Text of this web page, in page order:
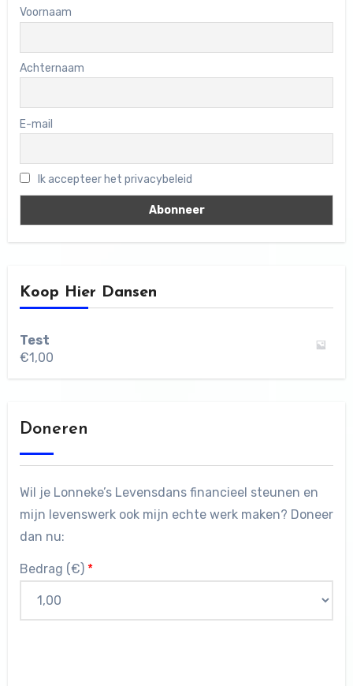
Voornaam
Achternaam
E-mail
Ik accepteer het privacybeleid
Koop Hier Dansen
Test
€1,00
Doneren
Wil je Lonneke’s Levensdans financieel steunen en
mijn levenswerk ook mijn echte werk maken? Doneer
dan nu:
Bedrag (€) *